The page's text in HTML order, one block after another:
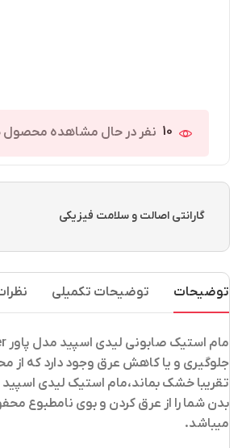
10 نفر در حال مشاهده
گارانتی اصالت و سلامت فیزیکی
توضیحات توضیحات تکمیلی
مام استیک صابونی لیدی اسپید مدل پاور Lady Speed Stick Power
جلوگیری و یا کاهش عرق وجود دارد که از
بدن شما را از عرق کردن و بوی نامطبوع
میباشد.